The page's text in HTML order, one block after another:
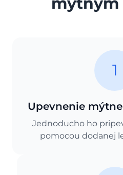
1
Upevnenie
Jednoducho ho
pomocou dodanej